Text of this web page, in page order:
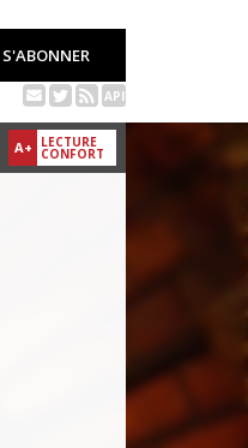
S'ABONNER
API
A+ LECTURE
CONFORT